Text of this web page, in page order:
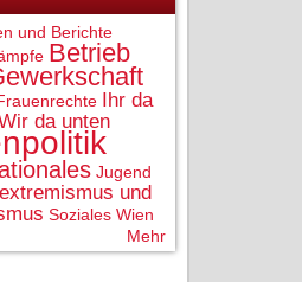
und Berichte
Betrieb
Ihr da
da unten
Jugend
und
Soziales Wien
Mehr